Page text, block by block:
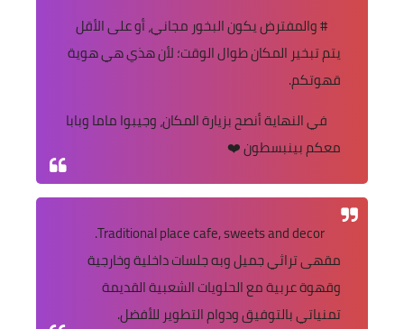
# والمفترض يكون البخور مجاني، أو على الأقل
يتم تبخير المكان طوال الوقت؛ لأن هذي هي هوية
قهوتكم.
في النهاية أنصح بزيارة المكان، وجيبوا ماما وبابا
معكم بينبسطون ❤️
Traditional place cafe, sweets and decor.
مقهى تراثي جميل وبه جلسات داخلية وخارجية
وقهوة عربية مع الحلويات الشعبية القديمة
تمنياتي بالتوفيق ودوام التطوير للأفضل.